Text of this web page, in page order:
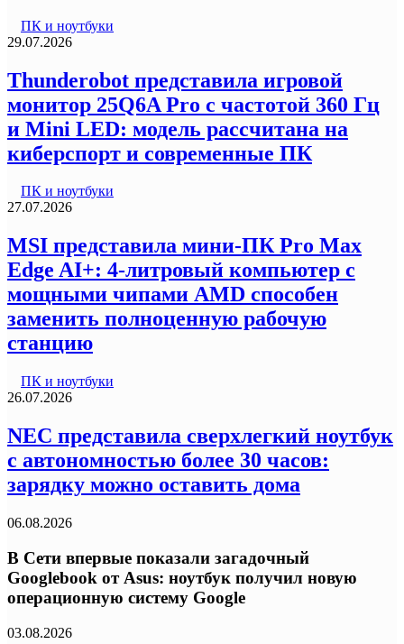
ПК и ноутбуки
29.07.2026
Thunderobot представила игровой
монитор 25Q6A Pro с частотой 360 Гц
и Mini LED: модель рассчитана на
киберспорт и современные ПК
ПК и ноутбуки
27.07.2026
MSI представила мини-ПК Pro Max
Edge AI+: 4-литровый компьютер с
мощными чипами AMD способен
заменить полноценную рабочую
станцию
ПК и ноутбуки
26.07.2026
NEC представила сверхлегкий ноутбук
с автономностью более 30 часов:
зарядку можно оставить дома
06.08.2026
В Сети впервые показали загадочный
Googlebook от Asus: ноутбук получил новую
операционную систему Google
03.08.2026